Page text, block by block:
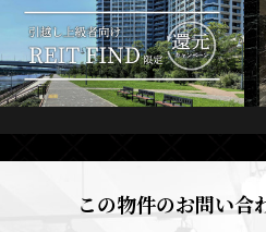
この物件のお問い合